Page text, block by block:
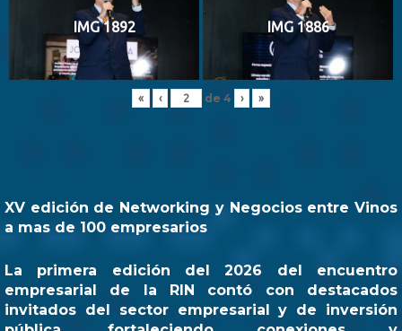
IMG 1892 IMG 1886
« ‹ de 4 › »
XV edición de Networking y Negocios entre Vinos
a mas de 100 empresarios
La primera edición del 2026 del encuentro
empresarial de la RIN contó con destacados
invitados del sector empresarial y de inversión